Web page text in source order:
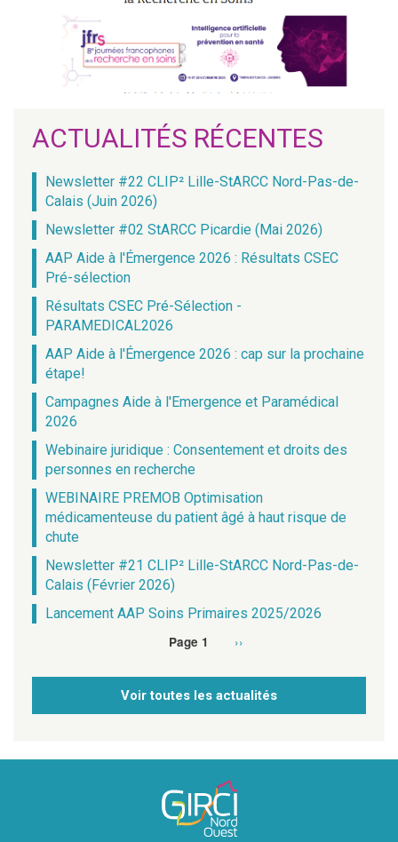
ACTUALITÉS RÉCENTES
Newsletter #22 CLIP² Lille-StARCC Nord-Pas-de-
Calais (Juin 2026)
Newsletter #02 StARCC Picardie (Mai 2026)
AAP Aide à l'Émergence 2026 : Résultats CSEC
Pré-sélection
Résultats CSEC Pré-Sélection -
PARAMEDICAL2026
AAP Aide à l'Émergence 2026 : cap sur la prochaine
étape!
Campagnes Aide à l'Emergence et Paramédical
2026
Webinaire juridique : Consentement et droits des
personnes en recherche
WEBINAIRE PREMOB Optimisation
médicamenteuse du patient âgé à haut risque de
chute
Newsletter #21 CLIP² Lille-StARCC Nord-Pas-de-
Calais (Février 2026)
Lancement AAP Soins Primaires 2025/2026
Page 1
Page
››
Voir toutes les actualités